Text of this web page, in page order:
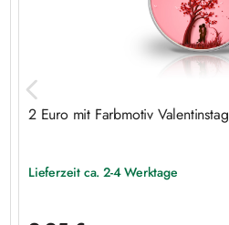
2 Euro mit Farbmotiv Valentinstag
Lieferzeit ca. 2-4 Werktage